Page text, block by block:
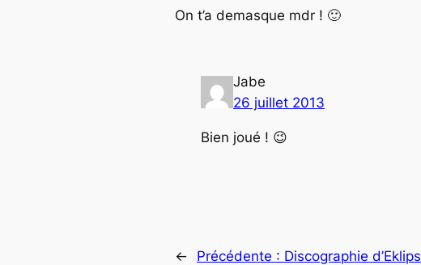
On t’a demasque mdr ! 🙂
Jabe
26 juillet 2013
Bien joué ! 😉
← Précédente : Discographie d’Eklips